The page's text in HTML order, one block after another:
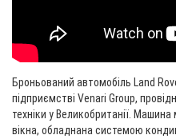
Броньований автомобіль Land
підприємстві Venari Group,
техніки у Великобританії.
вікна, обладнана системою